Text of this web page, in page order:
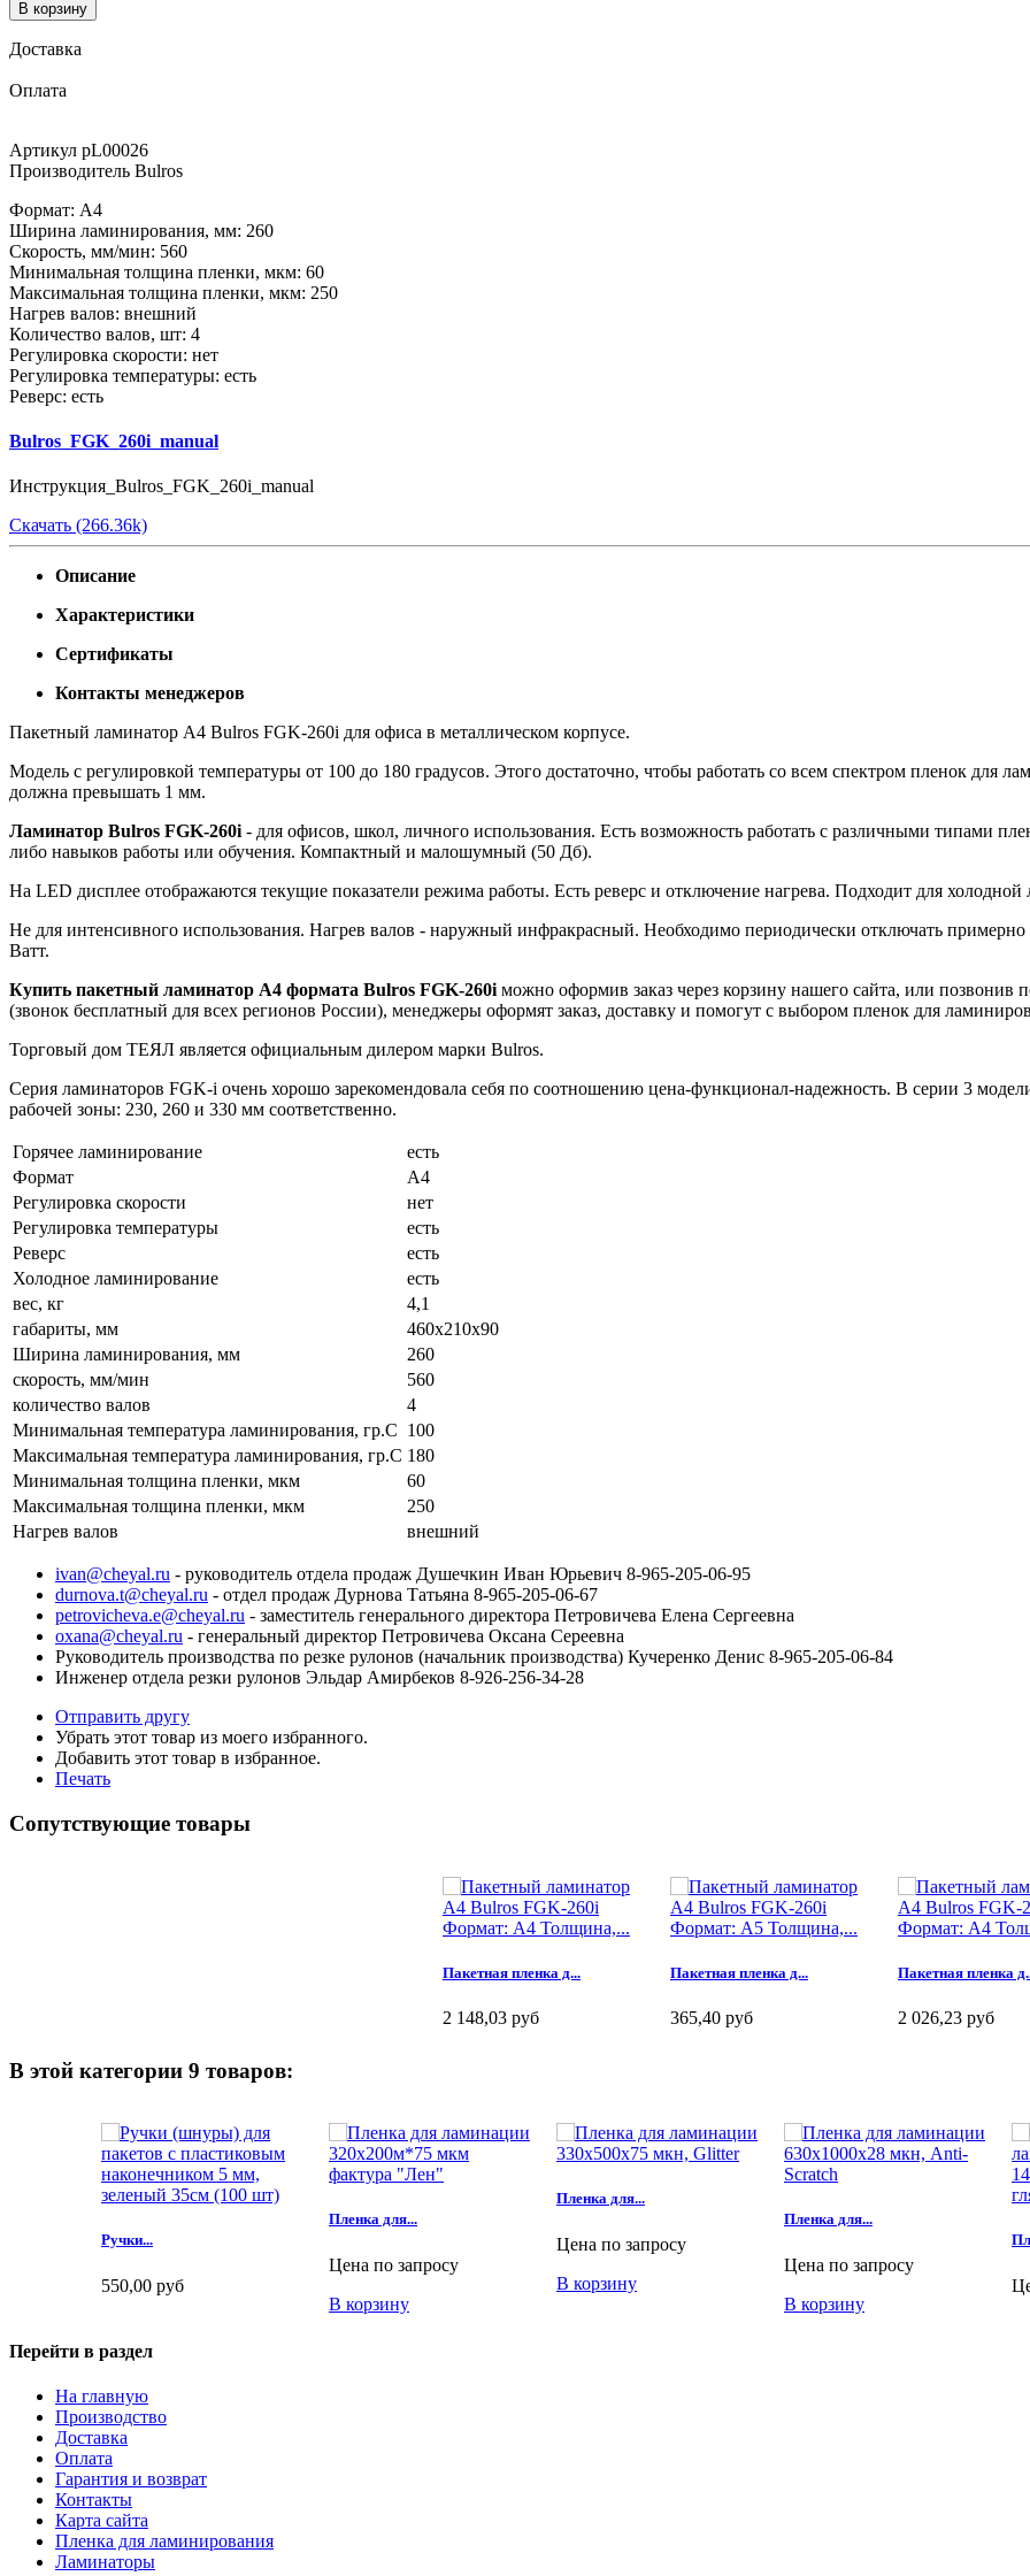
В корзину
Доставка
Оплата
Артикул pL00026
Производитель Bulros
Формат: А4
Ширина ламинирования, мм: 260
Скорость, мм/мин: 560
Минимальная толщина пленки, мкм: 60
Максимальная толщина пленки, мкм: 250
Нагрев валов: внешний
Количество валов, шт: 4
Регулировка скорости: нет
Регулировка температуры: есть
Реверс: есть
Bulros_FGK_260i_manual
Инструкция_Bulros_FGK_260i_manual
Скачать (266.36k)
Описание
Характеристики
Сертификаты
Контакты менеджеров
Пакетный ламинатор А4 Bulros FGK-260i для офиса в металлическом корпусе.
Модель с регулировкой температуры от 100 до 180 градусов. Этого достаточно, чтобы работать со всем спектром пленок для
должна превышать 1 мм.
Ламинатор Bulros FGK-260i- для офисов, школ, личного использования. Есть возможность работать с различными типами
либо навыков работы или обучения. Компактный и малошумный (50 Дб).
На LED дисплее отображаются текущие показатели режима работы. Есть реверс и отключение нагрева. Подходит для
Не для интенсивного использования. Нагрев валов - наружный инфракрасный. Необходимо периодически отключать
Ватт.
Купить пакетный ламинатор A4 формата Bulros FGK-260iможно оформив заказ через корзину нашего сайта, или
(звонок бесплатный для всех регионов России), менеджеры оформят заказ, доставку и помогут с выбором пленок для
Торговый дом ТЕЯЛ является официальным дилером марки Bulros.
Серия ламинаторов FGK-i очень хорошо зарекомендовала себя по соотношению цена-функционал-надежность. В серии 3
рабочей зоны: 230, 260 и 330 мм соответственно.
Горячее ламинирование
есть
Формат
А4
Регулировка скорости
нет
Регулировка температуры
есть
Реверс
есть
Холодное ламинирование
есть
вес, кг
4,1
габариты, мм
460х210х90
Ширина ламинирования, мм
260
скорость, мм/мин
560
количество валов
4
Минимальная температура ламинирования, гр.С 100
Максимальная температура ламинирования, гр.С 180
Минимальная толщина пленки, мкм
60
Максимальная толщина пленки, мкм
250
Нагрев валов
внешний
ivan@cheyal.ru - руководитель отдела продаж Душечкин Иван Юрьевич 8-965-205-06-95
durnova.t@cheyal.ru - отдел продаж Дурнова Татьяна 8-965-205-06-67
petrovicheva.e@cheyal.ru - заместитель генерального директора Петровичева Елена Сергеевна
oxana@cheyal.ru - генеральный директор Петровичева Оксана Сереевна
Руководитель производства по резке рулонов (начальник производства) Кучеренко Денис 8-965-205-06-84
Инженер отдела резки рулонов Эльдар Амирбеков 8-926-256-34-28
Отправить другу
Убрать этот товар из моего избранного.
Добавить этот товар в избранное.
Печать
Сопутствующие товары
Формат: А4 Толщина,...
Пакетная пленка д...
2 148,03 руб
Формат: А5 Толщина,...
Пакетная пленка д...
365,40 руб
Формат: А4
Пакетная пленка
2 026,23 руб
В этой категории 9 товаров:
Ручки...
550,00 руб
Пленка для...
Цена по запросу
В корзину
Пленка для...
Цена по запросу
В корзину
Пленка для...
Цена по запросу
В корзину
Перейти в раздел
На главную
Производство
Доставка
Оплата
Гарантия и возврат
Контакты
Карта сайта
Пленка для ламинирования
Ламинаторы